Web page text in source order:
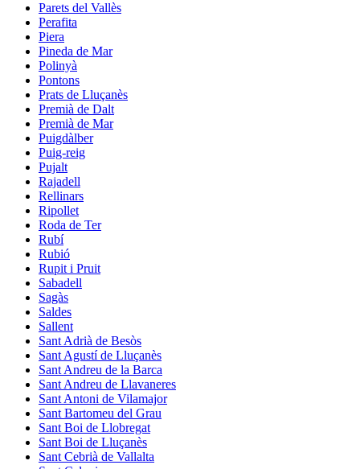
Parets del Vallès
Perafita
Piera
Pineda de Mar
Polinyà
Pontons
Prats de Lluçanès
Premià de Dalt
Premià de Mar
Puigdàlber
Puig-reig
Pujalt
Rajadell
Rellinars
Ripollet
Roda de Ter
Rubí
Rubió
Rupit i Pruit
Sabadell
Sagàs
Saldes
Sallent
Sant Adrià de Besòs
Sant Agustí de Lluçanès
Sant Andreu de la Barca
Sant Andreu de Llavaneres
Sant Antoni de Vilamajor
Sant Bartomeu del Grau
Sant Boi de Llobregat
Sant Boi de Lluçanès
Sant Cebrià de Vallalta